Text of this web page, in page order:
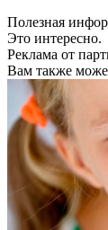
Полезная
Это интересно.
Реклама от
Вам также